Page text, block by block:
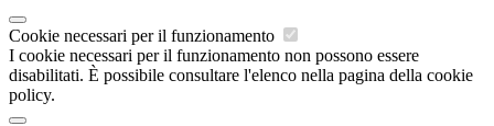
Cookie necessari per il funzionamento
I cookie necessari per il funzionamento non possono essere
disabilitati. È possibile consultare l'elenco nella pagina della cookie
policy.